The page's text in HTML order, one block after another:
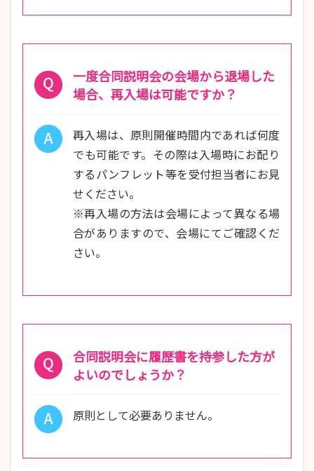
一度合同説明会の会場から退場した
場合、再入場は可能ですか？
再入場は、原則開催時間内であれば何度
でも可能です。その際は入場時にお配り
するパンフレット等を受付担当者にお見
せください。
※再入場の方法は会場によって異なる場
合がありますので、会場にてご確認くだ
さい。
合同説明会に履歴書を持参した方が
よいのでしょうか？
原則として必要ありません。